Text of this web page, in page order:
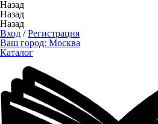
Назад
Назад
Назад
Вход /Регистрация
Ваш город: Москва
Каталог